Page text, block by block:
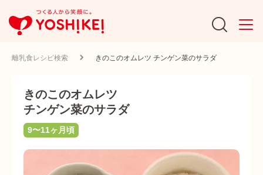
離乳食レシピ検索 きのこのオムレツ チンゲン菜のサラダ
きのこのオムレツ
チンゲン菜のサラダ
9〜11ヶ月頃